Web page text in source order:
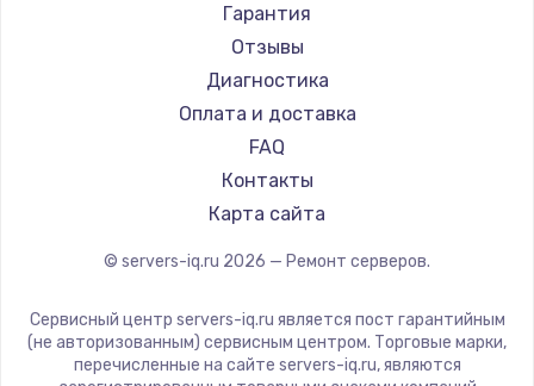
Гарантия
Отзывы
Диагностика
Оплата и доставка
FAQ
Контакты
Карта сайта
© servers-iq.ru 2026 — Ремонт серверов.
Сервисный центр servers-iq.ru является пост гарантийным
(не авторизованным) сервисным центром. Торговые марки,
перечисленные на сайте servers-iq.ru, являются